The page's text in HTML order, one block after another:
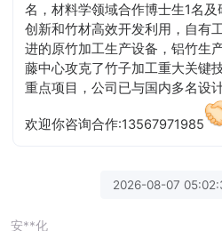
名，材料学领域合作博士生1名
创新和竹材高效开发利用，自有
进的原竹加工生产设备，铝竹生
藤中心攻克了竹子加工重大关键
重点项目，公司已与国内多名设
欢迎你咨询合作:13567971985
2026-08-07
安**化